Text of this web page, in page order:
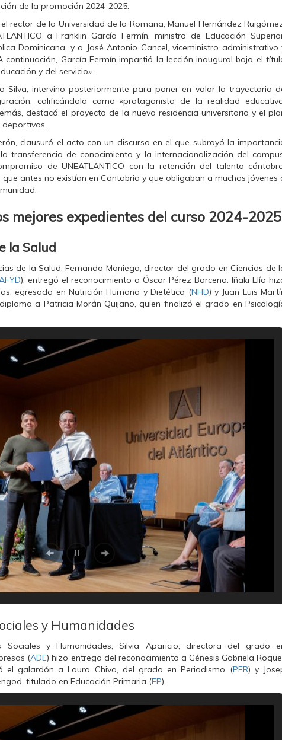
de la promoción 2024-2025.
rector de la Universidad de la Romana, Manuel Hernández
a Franklin García Fermín, ministro de Educación
Dominicana, y a José Antonio Cancel, viceministro administrativo
continuación, García Fermín impartió la lección inaugural bajo el
y del servicio».
Silva, intervino posteriormente para poner en valor la trayectoria
calificándola como «protagonista de la realidad
destacó el proyecto de la nueva residencia universitaria y el
deportivas.
clausuró el acto con un discurso en el que subrayó la
transferencia de conocimiento y la internacionalización del
de UNEATLANTICO con la retención del talento
antes no existían en Cantabria y que obligaban a muchos jóvenes
mejores expedientes del curso 2024-2025
la Salud
de la Salud, Fernando Maniega, director del grado en Ciencias de
), entregó el reconocimiento a Óscar Pérez Barcena. Iñaki Elío
egresado en Nutrición Humana y Dietética (NHD) y Juan Luis
a Patricia Morán Quijano, quien finalizó el grado en
y Humanidades
Sociales y Humanidades, Silvia Aparicio, directora del grado
(ADE) hizo entrega del reconocimiento a Génesis Gabriela
el galardón a Laura Chiva, del grado en Periodismo (PER) y
titulado en Educación Primaria (EP).